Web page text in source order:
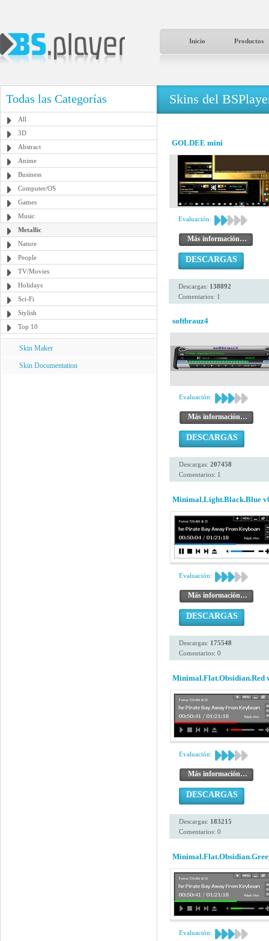
Inicio Productos
Todas las Categorías
All
3D
Abstract
Anime
Business
Computer/OS
Games
Music
Metallic
Nature
People
TV/Movies
Holidays
Sci-Fi
Stylish
Top 10
Skin Maker
Skin Documentation
Skins del
GOLDEE mini
Evaluación:
Más información…
DESCARGAS
Descargas: 138892
Comentarios: 1
softbrauz4
Evaluación:
Más información…
DESCARGAS
Descargas: 207458
Comentarios: 1
Minimal.Light.Black.Blue
Evaluación:
Más información…
DESCARGAS
Descargas: 175548
Comentarios: 0
Minimal.Flat.Obsidian.Red
Evaluación:
Más información…
DESCARGAS
Descargas: 183215
Comentarios: 0
Evaluación: